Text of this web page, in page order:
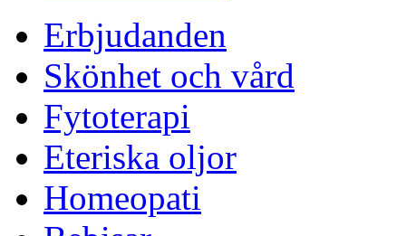
Erbjudanden
Skönhet och vård
Fytoterapi
Eteriska oljor
Homeopati